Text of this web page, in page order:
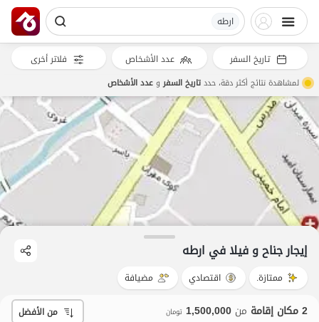
ارطه
إيجار جناح و فيلا في ارطه
ممتازة. اقتصادي مضيافة
2 مكان إقامة من 1,500,000 تومان من الأفضل
تاريخ السفر عدد الأشخاص فلاتر أخرى
لمشاهدة نتائج أكثر دقة، حددتاريخ السفروعدد الأشخاص